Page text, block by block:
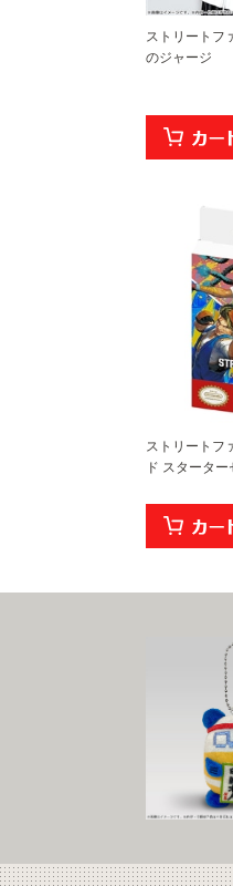
ストリートフ
のジャージ
ストリートフ
ド スターター